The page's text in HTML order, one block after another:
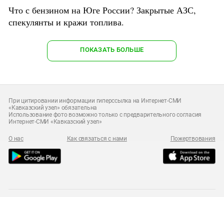
Что с бензином на Юге России? Закрытые АЗС,
спекулянты и кражи топлива.
ПОКАЗАТЬ БОЛЬШЕ
При цитировании информации гиперссылка на Интернет-СМИ
«Кавказский узел» обязательна
Использование фото возможно только с предварительного согласия
Интернет-СМИ «Кавказский узел»
О нас Как связаться с нами Пожертвования